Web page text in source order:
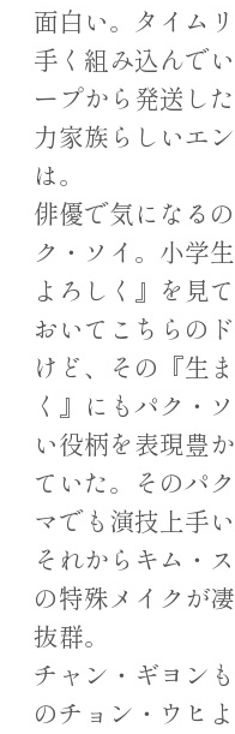
面白い。タイム
手く組み込んで
ープから発送し
力家族らしいエ
は。
俳優で気になる
ク・ソイ。小学
よろしく』を見
おいてこちらの
けど、その『生
く』にもパク・
い役柄を表現豊
ていた。そのパ
マでも演技上手い
それからキム・
の特殊メイクが
抜群。
チャン・ギヨン
のチョン・ウヒ